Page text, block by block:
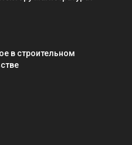
в строительном